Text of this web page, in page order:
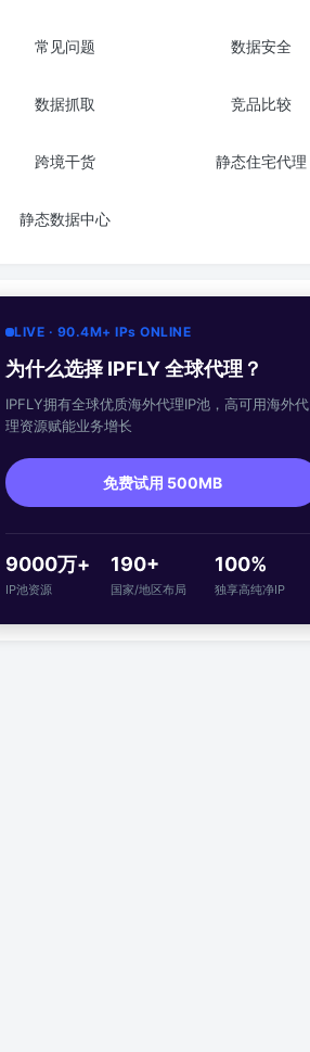
常见问题 数据安全
数据抓取 竞品比较
跨境干货 静态住宅代理
静态数据中心
LIVE · 90.4M+ IPs ONLINE
为什么选择 IPFLY 全球代理？
IPFLY拥有全球优质海外代理IP池，高可用海外代
理资源赋能业务增长
免费试用 500MB
9000万+
IP池资源
190+
国家/地区布局
100%
独享高纯净IP